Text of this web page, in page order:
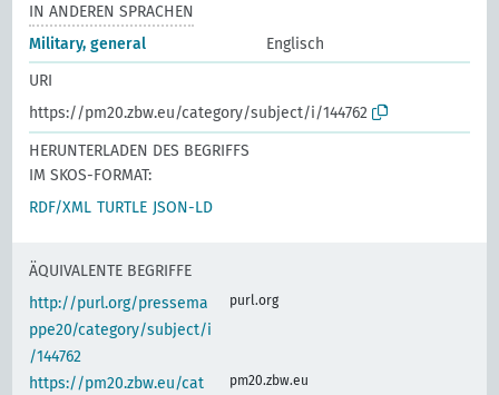
IN ANDEREN SPRACHEN
Military, general
Englisch
URI
https://pm20.zbw.eu/category/subject/i/144762
HERUNTERLADEN DES BEGRIFFS
IM SKOS-FORMAT:
RDF/XML TURTLE JSON-LD
ÄQUIVALENTE BEGRIFFE
http://purl.org/pressema
ppe20/category/subject/i
/144762
purl.org
https://pm20.zbw.eu/cat pm20.zbw.eu